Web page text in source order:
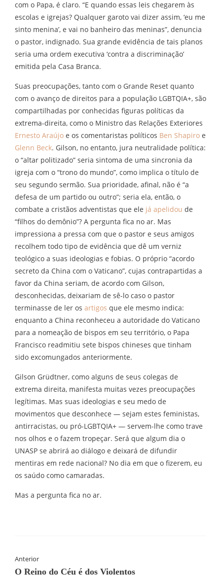
com o Papa, é claro. “E quando essas leis chegarem às
escolas e igrejas? Qualquer garoto vai dizer assim, ‘eu me
sinto menina’, e vai no banheiro das meninas”, denuncia
o pastor, indignado. Sua grande evidência de tais planos
seria uma ordem executiva ‘contra a discriminação’
emitida pela Casa Branca.
Suas preocupações, tanto com o Grande Reset quanto
com o avanço de direitos para a população LGBTQIA+, são
compartilhadas por conhecidas figuras políticas da
extrema-direita, como o Ministro das Relações Exteriores
Ernesto Araújo e os comentaristas políticos Ben Shapiro e
Glenn Beck. Gilson, no entanto, jura neutralidade política:
o “altar politizado” seria sintoma de uma sincronia da
igreja com o “trono do mundo”, como implica o título de
seu segundo sermão. Sua prioridade, afinal, não é “a
defesa de um partido ou outro”; seria ela, então, o
combate a cristãos adventistas que ele já apelidou de
“filhos do demônio”? A pergunta fica no ar. Mas
impressiona a pressa com que o pastor e seus amigos
recolhem todo tipo de evidência que dê um verniz
teológico a suas ideologias e fobias. O próprio “acordo
secreto da China com o Vaticano”, cujas contrapartidas a
favor da China seriam, de acordo com Gilson,
desconhecidas, deixariam de sê-lo caso o pastor
terminasse de ler os artigos que ele mesmo indica:
enquanto a China reconheceu a autoridade do Vaticano
para a nomeação de bispos em seu território, o Papa
Francisco readmitiu sete bispos chineses que tinham
sido excomungados anteriormente.
Gilson Grüdtner, como alguns de seus colegas de
extrema direita, manifesta muitas vezes preocupações
legítimas. Mas suas ideologias e seu medo de
movimentos que desconhece — sejam estes feministas,
antirracistas, ou pró-LGBTQIA+ — servem-lhe como trave
nos olhos e o fazem tropeçar. Será que algum dia o
UNASP se abrirá ao diálogo e deixará de difundir
mentiras em rede nacional? No dia em que o fizerem, eu
os saúdo como camaradas.
Mas a pergunta fica no ar.
Anterior
O Reino do Céu é dos Violentos